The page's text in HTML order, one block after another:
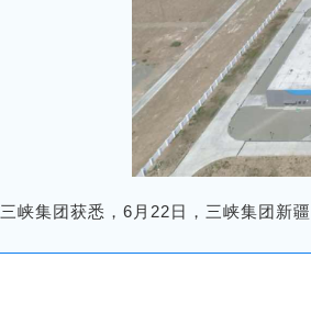
三峡集团获悉，6月22日，三峡集团新